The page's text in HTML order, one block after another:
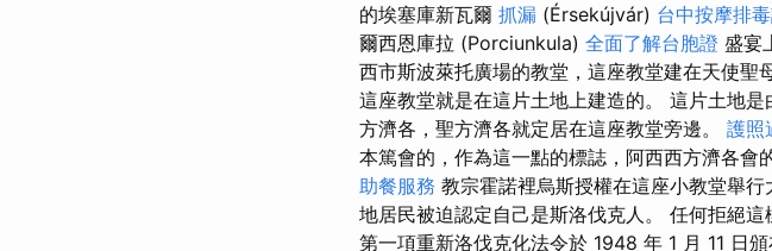
的埃塞庫新瓦爾 抓漏 (Érsekújvár) 台中按摩排
爾西恩庫拉 (Porciunkula) 全面了解台胞證 盛宴
西市斯波萊托廣場的教堂，這座教堂建在天使聖
這座教堂就是在這片土地上建造的。 這片土地
方濟各，聖方濟各就定居在這座教堂旁邊。 護照
本篤會的，作為這一點的標誌，阿西西方濟各會
助餐服務 教宗霍諾裡烏斯授權在這座小教堂舉
地居民被迫認定自己是斯洛伐克人。 任何拒絕
第一項重新洛伐克化法令於 1948 年 1 月 11 日